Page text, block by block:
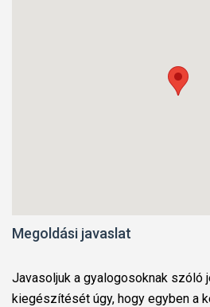
Megoldási javaslat
Javasoljuk a gyalogosoknak szóló
kiegészítését úgy, hogy egyben a